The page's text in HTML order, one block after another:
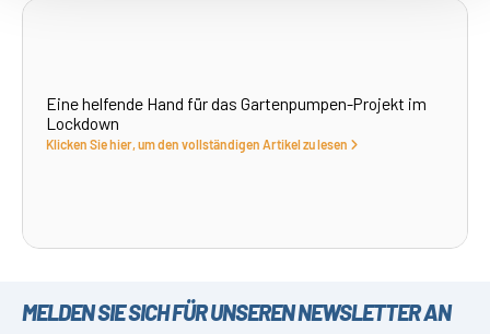
Eine helfende Hand für das Gartenpumpen-Projekt im
Lockdown
Klicken Sie hier, um den vollständigen Artikel zu lesen
MELDEN SIE SICH FÜR UNSEREN NEWSLETTER AN